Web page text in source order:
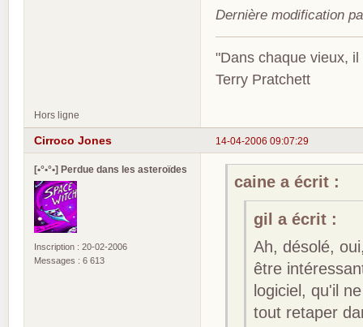
Dernière modification
"Dans chaque vieux,
Terry Pratchett
Hors ligne
14-04-2006 09:07:29
Cirroco Jones
[•°•°•] Perdue dans les asteroïdes
Inscription : 20-02-2006
Messages : 6 613
caine a écrit :
gil a écrit :
Ah, désolé,
être
logiciel, qu'il
tout retaper